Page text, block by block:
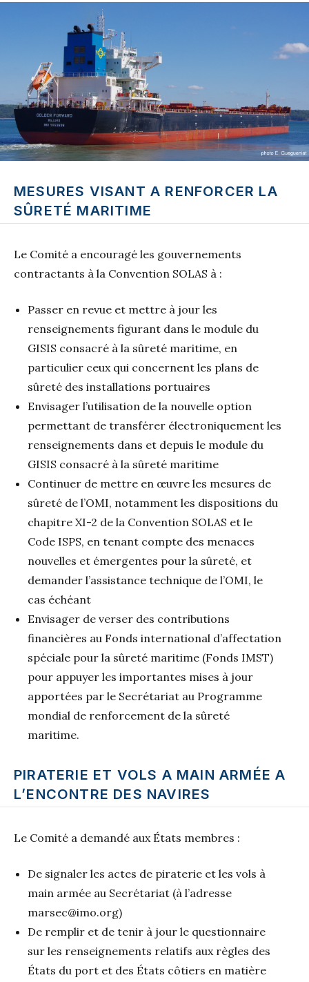
MESURES VISANT A RENFORCER LA
SÛRETÉ MARITIME
Le Comité a encouragé les gouvernements
contractants à la Convention SOLAS à :
Passer en revue et mettre à jour les
renseignements figurant dans le module du
GISIS consacré à la sûreté maritime, en
particulier ceux qui concernent les plans de
sûreté des installations portuaires
Envisager l’utilisation de la nouvelle option
permettant de transférer électroniquement les
renseignements dans et depuis le module du
GISIS consacré à la sûreté maritime
Continuer de mettre en œuvre les mesures de
sûreté de l’OMI, notamment les dispositions du
chapitre XI-2 de la Convention SOLAS et le
Code ISPS, en tenant compte des menaces
nouvelles et émergentes pour la sûreté, et
demander l’assistance technique de l’OMI, le
cas échéant
Envisager de verser des contributions
financières au Fonds international d’affectation
spéciale pour la sûreté maritime (Fonds IMST)
pour appuyer les importantes mises à jour
apportées par le Secrétariat au Programme
mondial de renforcement de la sûreté
maritime.
PIRATERIE ET VOLS A MAIN ARMÉE A
L’ENCONTRE DES NAVIRES
Le Comité a demandé aux États membres :
De signaler les actes de piraterie et les vols à
main armée au Secrétariat (à l’adresse
marsec@imo.org)
De remplir et de tenir à jour le questionnaire
sur les renseignements relatifs aux règles des
États du port et des États côtiers en matière